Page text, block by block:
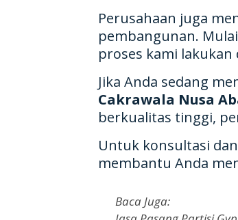
Perusahaan juga
pembangunan.
proses kami
Jika Anda sedang
Cakrawala Nusa
berkualitas tinggi,
Untuk konsultasi
membantu Anda
Baca Juga: